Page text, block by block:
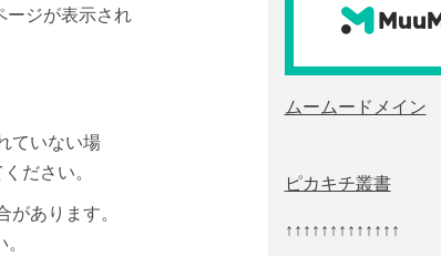
ージが表示され
ていない場
ださい。
あります。
ムームードメイン
ピカキチ叢書
↑↑↑↑↑↑↑↑↑↑↑↑↑